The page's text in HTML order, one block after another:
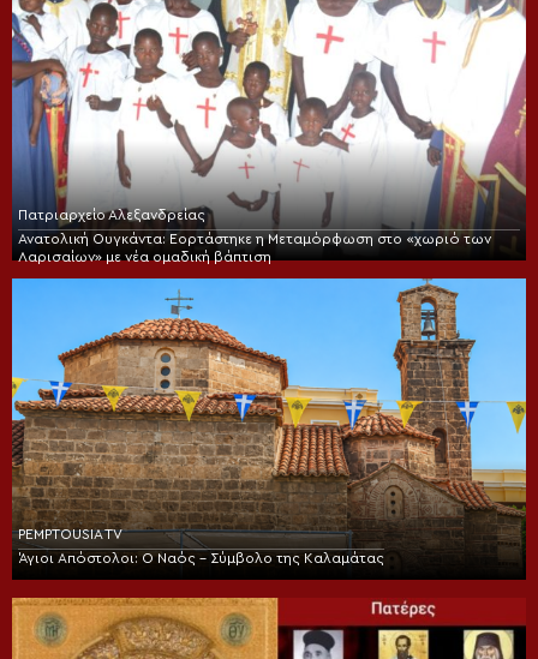
Πατριαρχείο Αλεξανδρείας
Ανατολική Ουγκάντα: Εορτάστηκε η Μεταμόρφωση στο «χωριό των
Λαρισαίων» με νέα ομαδική βάπτιση
PEMPTOUSIA TV
Άγιοι Απόστολοι: Ο Ναός – Σύμβολο της Καλαμάτας